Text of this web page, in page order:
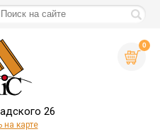
0
26
на карте